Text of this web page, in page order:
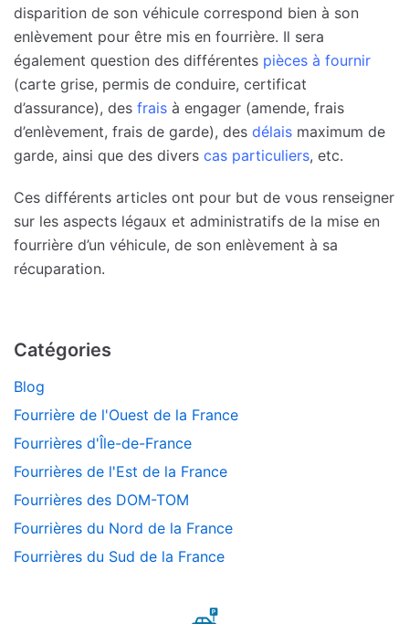
disparition de son véhicule correspond bien à son
enlèvement pour être mis en fourrière. Il sera
également question des différentes pièces à fournir
(carte grise, permis de conduire, certificat
d’assurance), des frais à engager (amende, frais
d’enlèvement, frais de garde), des délais maximum de
garde, ainsi que des divers cas particuliers, etc.
Ces différents articles ont pour but de vous renseigner
sur les aspects légaux et administratifs de la mise en
fourrière d’un véhicule, de son enlèvement à sa
récuparation.
Catégories
Blog
Fourrière de l'Ouest de la France
Fourrières d'Île-de-France
Fourrières de l'Est de la France
Fourrières des DOM-TOM
Fourrières du Nord de la France
Fourrières du Sud de la France